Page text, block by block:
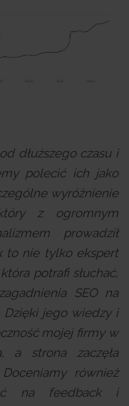
dłuższego czasu i
polecić ich jako
wyróżnienie
z ogromnym
prowadził
to nie tylko ekspert
potrafi słuchać,
SEO na
Dzięki jego wiedzy i
mojej firmy w
a strona zaczęła
również
na feedback i